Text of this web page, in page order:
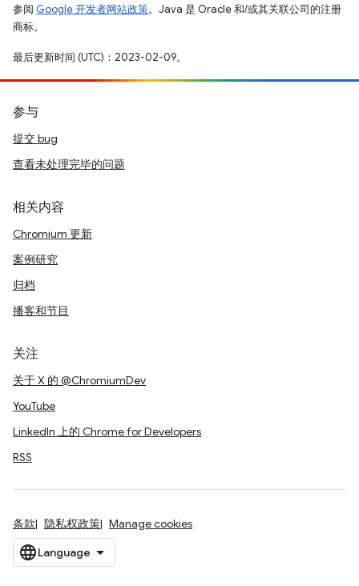
参阅 Google 开发者网站政策。Java 是 Oracle 和/或其关联公司的注册
商标。
最后更新时间 (UTC)：2023-02-09。
参与
提交 bug
查看未处理完毕的问题
相关内容
Chromium 更新
案例研究
归档
播客和节目
关注
关于 X 的 @ChromiumDev
YouTube
LinkedIn 上的 Chrome for Developers
RSS
条款 隐私权政策 Manage cookies